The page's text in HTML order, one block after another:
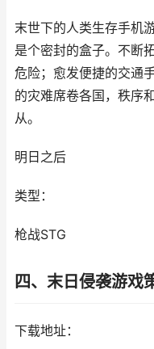
末世下的人类生存手机
是个密封的盒子。不断
危险；愈发便捷的交通
的灾难席卷各国，秩序
从。
明日之后
类型：
枪战STG
四、末日侵袭游戏
下载地址：